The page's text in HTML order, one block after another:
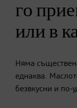
го
или в
Няма
еднаква.
безвкусни и по-